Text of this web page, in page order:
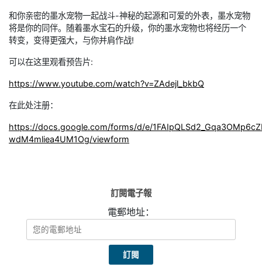
和你亲密的墨水宠物一起战斗-神秘的起源和可爱的外表，墨水宠物
将是你的同伴。随着墨水宝石的升级，你的墨水宠物也将经历一个
转变，变得更强大，与你并肩作战!
可以在这里观看预告片:
https://www.youtube.com/watch?v=ZAdejl_bkbQ
在此处注册：
https://docs.google.com/forms/d/e/
wdM4mliea4UM1Og/viewform
訂閱電子報
電郵地址：